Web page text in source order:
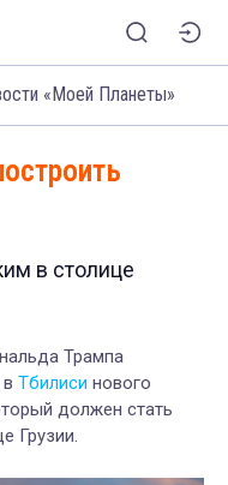
«Моей Планеты»
в столице
Трампа
Тбилиси нового
должен стать
Грузии.